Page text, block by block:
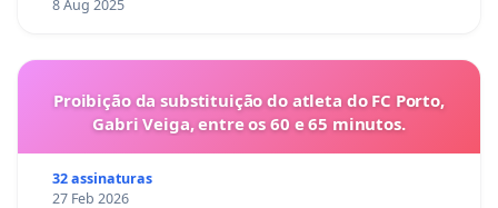
8 Aug 2025
Proibição da substituição do atleta do FC Porto,
Gabri Veiga, entre os 60 e 65 minutos.
32 assinaturas
27 Feb 2026